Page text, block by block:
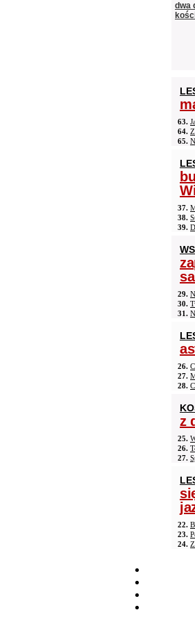
dwa
63.
64.
65.
37.
38.
39.
29.
30.
31.
26.
27.
28.
z
25.
26.
27.
22.
23.
24.